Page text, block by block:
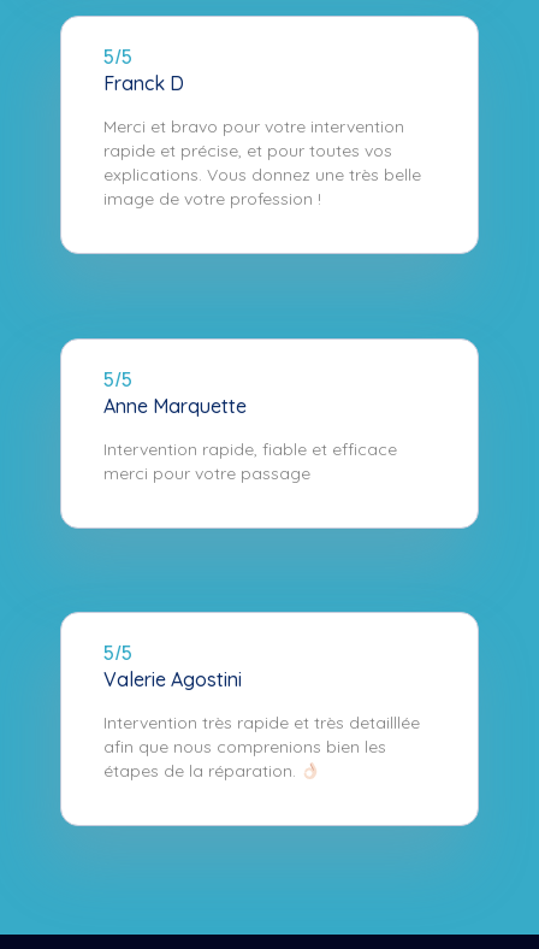
5/5
Franck D
Merci et bravo pour votre intervention
rapide et précise, et pour toutes vos
explications. Vous donnez une très belle
image de votre profession !
5/5
Anne Marquette
Intervention rapide, fiable et efficace
merci pour votre passage
5/5
Valerie Agostini
Intervention très rapide et très detailllée
afin que nous comprenions bien les
étapes de la réparation.